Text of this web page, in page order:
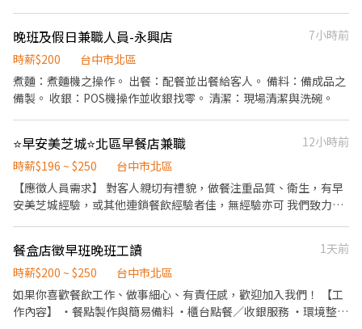
理，例如：成本控管及數據分析等專業知識 ▪升遷快速且制度完
善，依努力及成果將有升遷加薪的機會 ▪享有完善的福利制度，加
班費為5分鐘為單位計算，重視員工的辛勤付出 ▪計畫拓展全台
灣，讓更多人有機會品嚐美味平價壽司，致力成為頂尖品牌 ⭕基本
保障 ①加班費(以5分鐘為單位計算) ②勞保、健保、意外險 ③每月
提撥勞工退休新制6% ④特休／年假按照勞基法規定 ⑤颱風天出勤
津貼補助 *國定假日雙倍
個月（試用期間薪水是一樣的）
晚班及假日兼職人員-永興店
7小時前
時薪$200
台中市北區
煮麵：煮麵機之操作。 出餐：配餐並出餐給客人。 備料：備成品之
備製。 收銀：POS機操作並收銀找零。 清潔：現場清潔與洗碗。
⭐️早安美芝城⭐北區早餐店兼職
12小時前
時薪$196 ~ $250
台中市北區
【應徵人員需求】 對客人親切有禮貌，做餐注重品質、衛生，有早
安美芝城經驗，或其他連鎖餐飲經驗者佳，無經驗亦可 我們致力提
金、就業保險、職災保險、加班費、免費供餐 【工作時間】 6:00-
13:30（這區間排3-7小時），需能配合彈性排班 週一店休 週二到週
日都能配合排班者佳
餐盒店徵早班晚班工讀
1天前
時薪$200 ~ $250
台中市北區
如果你喜歡餐飲工作、做事細心、有責任感，歡迎加入我們！ 【工
作內容】 ・餐點製作與簡易備料 ・櫃台點餐／收銀服務 ・環境整理